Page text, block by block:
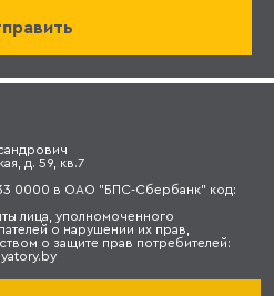
д. 59, кв.7
0000 в ОАО "БПС-Сбербанк" код:
лица, уполномоченного
о нарушении их прав,
о защите прав потребителей: